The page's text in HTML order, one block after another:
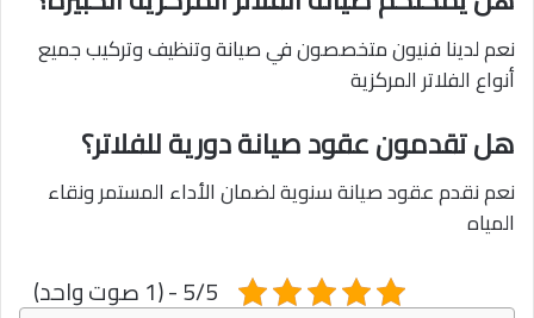
نعم لدينا فنيون متخصصون في صيانة وتنظيف وتركيب جميع
أنواع الفلاتر المركزية
هل تقدمون عقود صيانة دورية للفلاتر؟
نعم نقدم عقود صيانة سنوية لضمان الأداء المستمر ونقاء
المياه
5/5 - (1 صوت واحد)